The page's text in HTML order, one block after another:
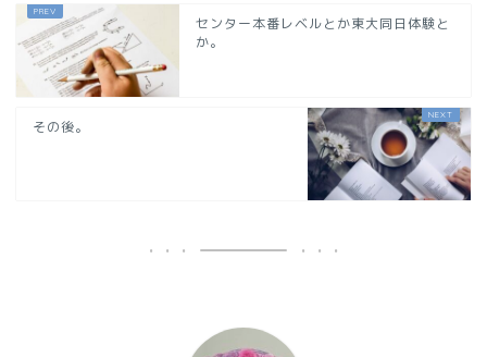
センター本番レベルとか東大同日体験と
か。
その後。